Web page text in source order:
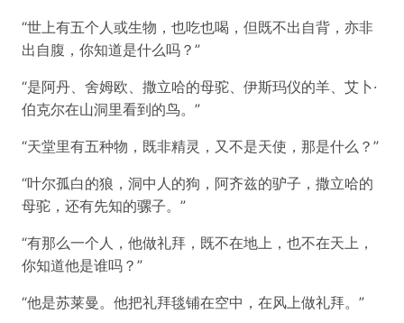
“世上有五个人或生物，也吃也喝，但既不出自背，亦非
出自腹，你知道是什么吗？”
“是阿丹、舍姆欧、撒立哈的母驼、伊斯玛仪的羊、艾卜·
伯克尔在山洞里看到的鸟。”
“天堂里有五种物，既非精灵，又不是天使，那是什么？”
“叶尔孤白的狼，洞中人的狗，阿齐兹的驴子，撒立哈的
母驼，还有先知的骡子。”
“有那么一个人，他做礼拜，既不在地上，也不在天上，
你知道他是谁吗？”
“他是苏莱曼。他把礼拜毯铺在空中，在风上做礼拜。”